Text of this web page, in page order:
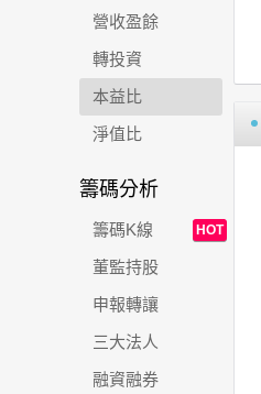
營收盈餘
轉投資
本益比
淨值比
籌碼分析
籌碼K線 HOT
董監持股
申報轉讓
三大法人
融資融券